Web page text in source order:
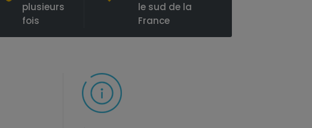
plusieurs
fois
le sud de la
France